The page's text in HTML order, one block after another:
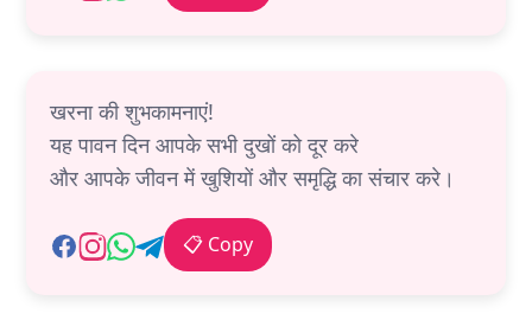
खरना की शुभकामनाएं!
यह पावन दिन आपके सभी दुखों को दूर करे
और आपके जीवन में खुशियों और समृद्धि का संचार करे।
📋 Copy